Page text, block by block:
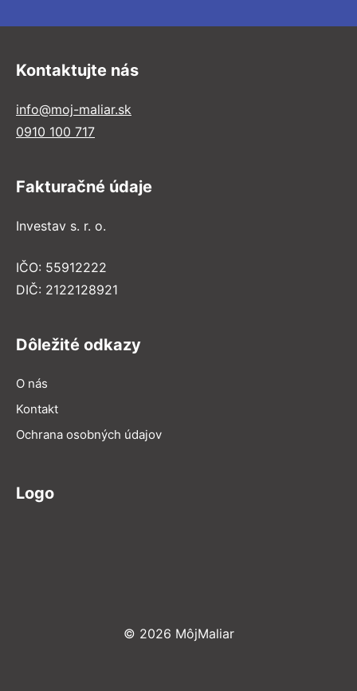
Kontaktujte nás
info@moj-maliar.sk
0910 100 717
Fakturačné údaje
Investav s. r. o.
IČO: 55912222
DIČ: 2122128921
Dôležité odkazy
O nás
Kontakt
Ochrana osobných údajov
Logo
© 2026 MôjMaliar